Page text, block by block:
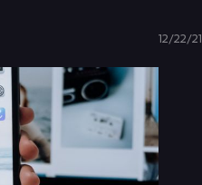
12/22/21